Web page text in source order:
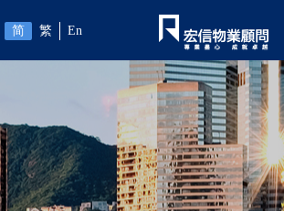
简 繁 En